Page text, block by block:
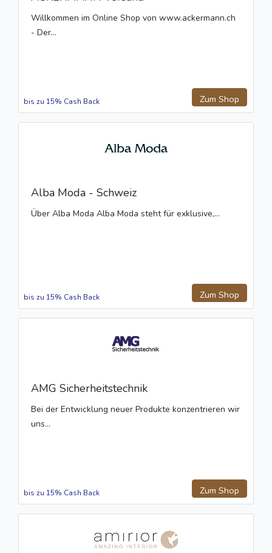
Willkommen im Online Shop von www.ackermann.ch
- Der...
Zum Shop
bis zu 15% Cash Back
Alba Moda - Schweiz
Über Alba Moda Alba Moda steht für exklusive,...
Zum Shop
bis zu 15% Cash Back
AMG Sicherheitstechnik
Bei der Entwicklung neuer Produkte konzentrieren wir
uns...
Zum Shop
bis zu 15% Cash Back